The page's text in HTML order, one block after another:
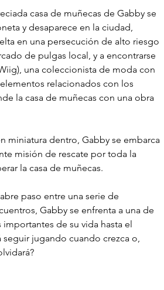
casa de muñecas de Gabby se
y desaparece en la ciudad,
en una persecución de alto riesgo
de pulgas local, y a encontrarse
una coleccionista de moda con
relacionados con los
la casa de muñecas con una obra
miniatura dentro, Gabby se embarca
misión de rescate por toda la
la casa de muñecas.
paso entre una serie de
Gabby se enfrenta a una de
importantes de su vida hasta el
seguir jugando cuando crezca o,